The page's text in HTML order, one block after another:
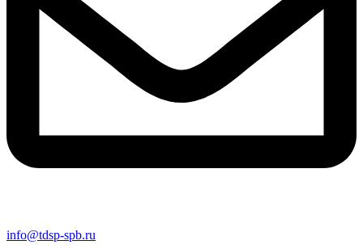
info@tdsp-spb.ru